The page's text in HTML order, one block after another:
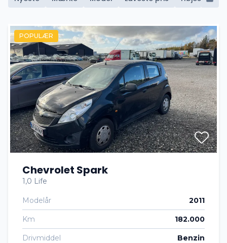
POPULÆR
Chevrolet Spark
1,0 Life
Modelår 2011
Km 182.000
Drivmiddel Benzin